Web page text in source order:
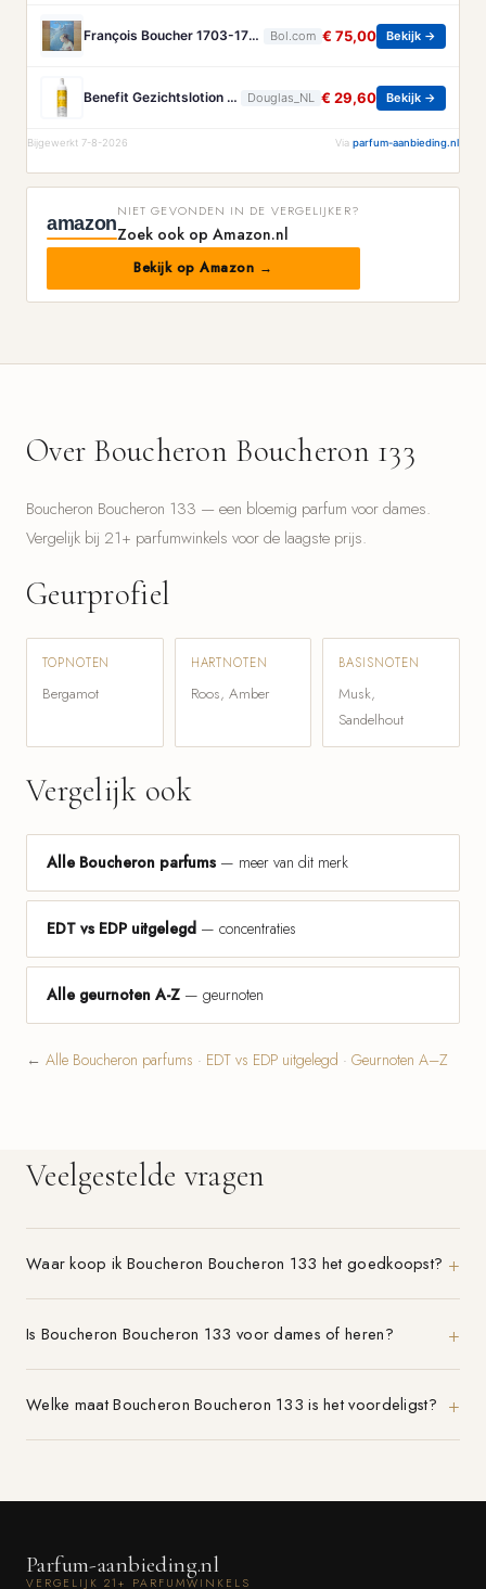
François Boucher 1703-1770 - Brandt, Christa Bol.com € 75,00 Bekijk →
Benefit Gezichtslotion The POREfessional Gezichtstoner Unisex 133ml Douglas_NL € 29,60 Bekijk →
Bijgewerkt 7-8-2026 Via parfum-aanbieding.nl
amazon
NIET GEVONDEN IN DE VERGELIJKER?
Zoek ook op Amazon.nl
Bekijk op Amazon →
Over Boucheron Boucheron 133
Boucheron Boucheron 133 — een bloemig parfum voor dames.
Vergelijk bij 21+ parfumwinkels voor de laagste prijs.
Geurprofiel
TOPNOTEN
Bergamot
HARTNOTEN
Roos, Amber
BASISNOTEN
Musk,
Sandelhout
Vergelijk ook
Alle Boucheron parfums — meer van dit merk
EDT vs EDP uitgelegd — concentraties
Alle geurnoten A-Z — geurnoten
← Alle Boucheron parfums · EDT vs EDP uitgelegd · Geurnoten A–Z
Veelgestelde vragen
Waar koop ik Boucheron Boucheron 133 het goedkoopst?
Is Boucheron Boucheron 133 voor dames of heren?
Welke maat Boucheron Boucheron 133 is het voordeligst?
Parfum-aanbieding.nl
VERGELIJK 21+ PARFUMWINKELS